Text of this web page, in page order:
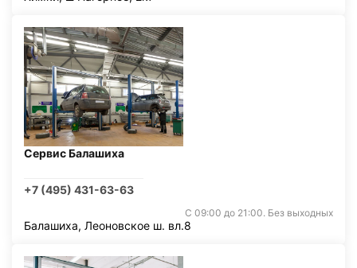
Сервис Балашиха
+7 (495) 431-63-63
С 09:00 до 21:00. Без выходных
Балашиха, Леоновское ш. вл.8